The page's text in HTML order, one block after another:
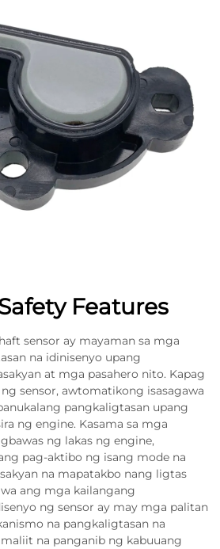
Features
sensor ay mayaman sa mga
na idinisenyo upang
at mga pasahero nito. Kapag
sensor, awtomatikong isasagawa
pangkaligtasan upang
ng engine. Kasama sa mga
ng lakas ng engine,
pag-aktibo ng isang mode na
na mapatakbo nang ligtas
ang mga kailangang
ng sensor ay may mga palitan
na pangkaligtasan na
na panganib ng kabuuang